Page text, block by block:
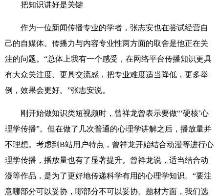
把知识讲好是关键
作为一位新闻传播专业的学者，张志安也在尝试经营自
己的自媒体。传播力与内容专业性两方面的取舍是他正在关
注的问题。“总体上我有一个感受，在网络平台传播知识更具
有大众关注度、更具交流感，把专业难度适当降低，更多举
例，效果会更好。”张志安说。
刚开始做知识类短视频时，曾祥龙曾表示要做“‘硬核’心
理学传播”。但在做了几次普通的心理学讲解之后，播放量并
不理想。考虑到B站用户特点，曾祥龙开始结合动漫等进行心
理学传播，播放量也有了显著提升。曾祥龙说，适当结合动
漫等作品，是为了更好地传递科学有用的心理学知识。“要注
意哪部分可以妥协，哪部分不可以妥协。题材方面，我们选